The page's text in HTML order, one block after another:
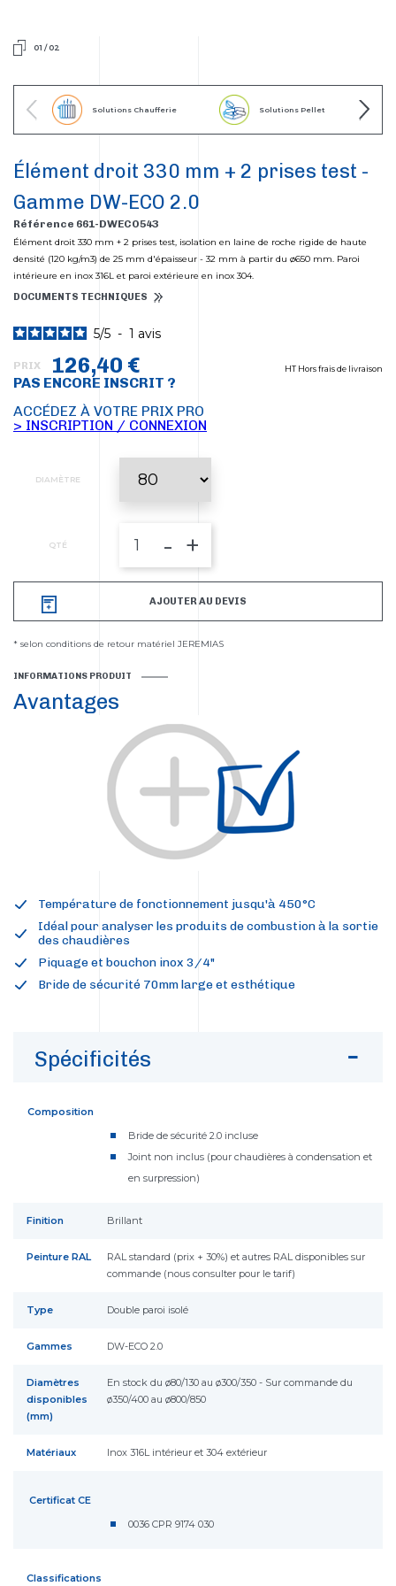
01 / 02
Solutions Chaufferie Solutions Pellet
Élément droit 330 mm + 2 prises test -
Gamme DW-ECO 2.0
Référence 661-DWECO543
Élément droit 330 mm + 2 prises test, isolation en laine de roche rigide de haute
densité (120 kg/m3) de 25 mm d'épaisseur - 32 mm à partir du ø650 mm. Paroi
intérieure en inox 316L et paroi extérieure en inox 304.
DOCUMENTS TECHNIQUES
5/5 - 1 avis
PRIX 126,40 € HT Hors frais de livraison
PAS ENCORE INSCRIT ?
ACCÉDEZ À VOTRE PRIX PRO
> INSCRIPTION / CONNEXION
DIAMÈTRE
QTÉ - +
AJOUTER AU DEVIS
* selon conditions de retour matériel JEREMIAS
INFORMATIONS PRODUIT
Avantages
Température de fonctionnement jusqu'à 450°C
Idéal pour analyser les produits de combustion à la sortie
des chaudières
Piquage et bouchon inox 3/4"
Bride de sécurité 70mm large et esthétique
Spécificités
Composition
Bride de sécurité 2.0 incluse
Joint non inclus (pour chaudières à condensation et
en surpression)
Finition Brillant
Peinture RAL
RAL standard (prix + 30%) et autres RAL disponibles sur
commande (nous consulter pour le tarif)
Type Double paroi isolé
Gammes DW-ECO 2.0
Diamètres
disponibles
(mm)
En stock du ø80/130 au ø300/350 - Sur commande du
ø350/400 au ø800/850
Matériaux Inox 316L intérieur et 304 extérieur
Certificat CE
0036 CPR 9174 030
Classifications